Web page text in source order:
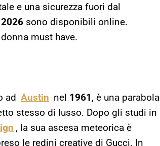
e una sicurezza fuori dal
sono disponibili online.
must have.
ad Austin nel 1961, è una parabola
stesso di lusso. Dopo gli studi in
, la sua ascesa meteorica è
le redini creative di Gucci. In